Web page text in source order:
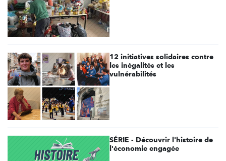
12 initiatives solidaires contre
les inégalités et les
vulnérabilités
SÉRIE - Découvrir l'histoire de
l'économie engagée